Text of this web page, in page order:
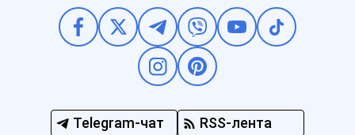
Telegram-чат RSS-лента